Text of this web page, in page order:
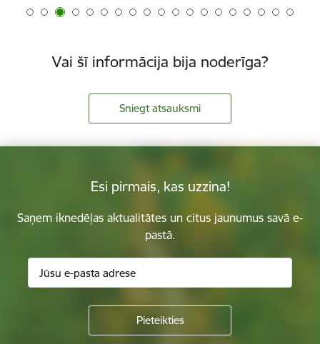
Vai šī informācija bija noderīga?
Sniegt atsauksmi
Esi pirmais, kas uzzina!
Saņem iknedēļas aktualitātes un citus jaunumus savā e-
pastā.